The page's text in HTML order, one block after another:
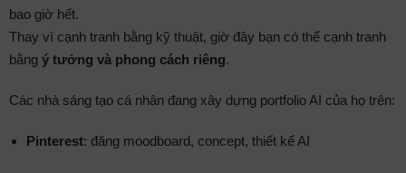
bao giờ hết.
Thay vì cạnh tranh bằng kỹ thuật, giờ đây bạn có thể cạnh tranh
bằng ý tưởng và phong cách riêng.
Các nhà sáng tạo cá nhân đang xây dựng portfolio AI của họ trên:
Pinterest: đăng moodboard, concept, thiết kế AI